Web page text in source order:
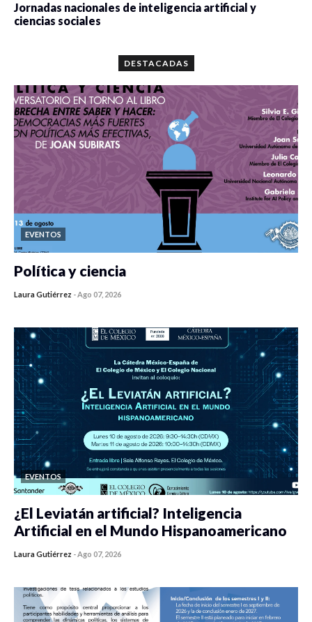
Jornadas nacionales de inteligencia artificial y
ciencias sociales
DESTACADAS
EVENTOS
Política y ciencia
Laura Gutiérrez -Ago 07, 2026
EVENTOS
¿El Leviatán artificial? Inteligencia
Artificial en el Mundo Hispanoamericano
Laura Gutiérrez -Ago 07, 2026